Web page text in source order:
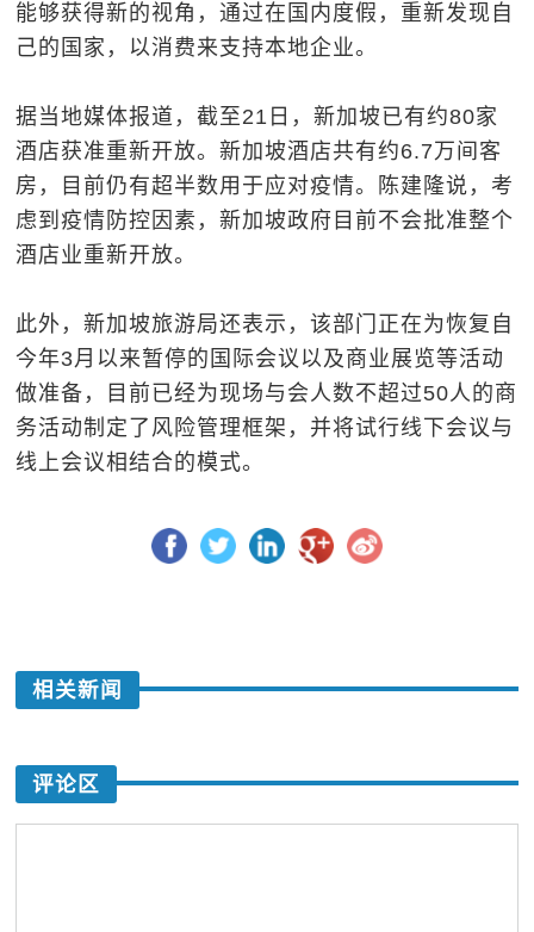
能够获得新的视角，通过在国内度假，重新发现自
己的国家，以消费来支持本地企业。
据当地媒体报道，截至21日，新加坡已有约80家
酒店获准重新开放。新加坡酒店共有约6.7万间客
房，目前仍有超半数用于应对疫情。陈建隆说，考
虑到疫情防控因素，新加坡政府目前不会批准整个
酒店业重新开放。
此外，新加坡旅游局还表示，该部门正在为恢复自
今年3月以来暂停的国际会议以及商业展览等活动
做准备，目前已经为现场与会人数不超过50人的商
务活动制定了风险管理框架，并将试行线下会议与
线上会议相结合的模式。
相关新闻
评论区